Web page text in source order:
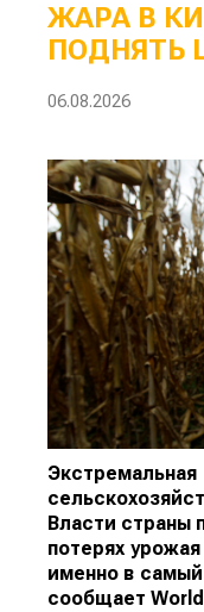
ЖАРА В
ПОДНЯТЬ
06.08.2026
Власти
потерях
именно в
сообщает World